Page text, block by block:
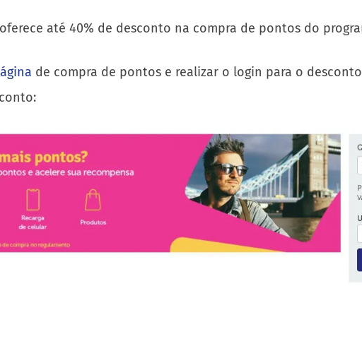
até 40% de desconto na compra de pontos do
de compra de pontos e realizar o login para o